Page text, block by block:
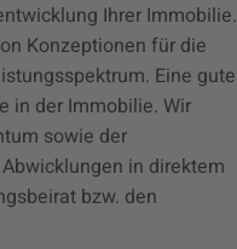
Ihrer Immobilie.
Konzeptionen für die
Eine gute
in der Immobilie. Wir
sowie der
in direktem
bzw. den